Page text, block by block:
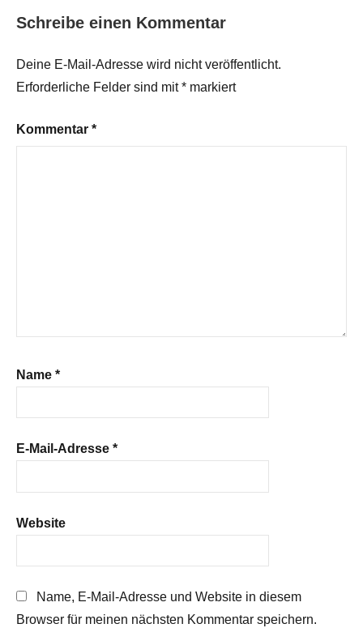
Schreibe einen Kommentar
Deine E-Mail-Adresse wird nicht veröffentlicht.
Erforderliche Felder sind mit* markiert
Kommentar *
Name *
E-Mail-Adresse *
Website
Name, E-Mail-Adresse und Website in diesem
Browser für meinen nächsten Kommentar speichern.